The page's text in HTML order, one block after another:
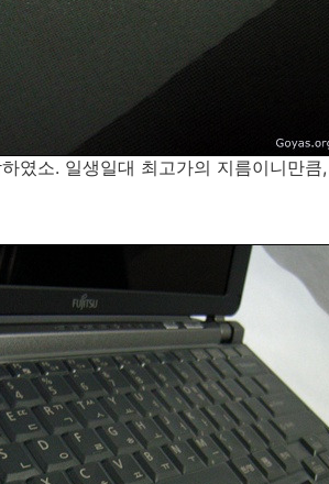
였소. 일생일대 최고가의 지름이니만